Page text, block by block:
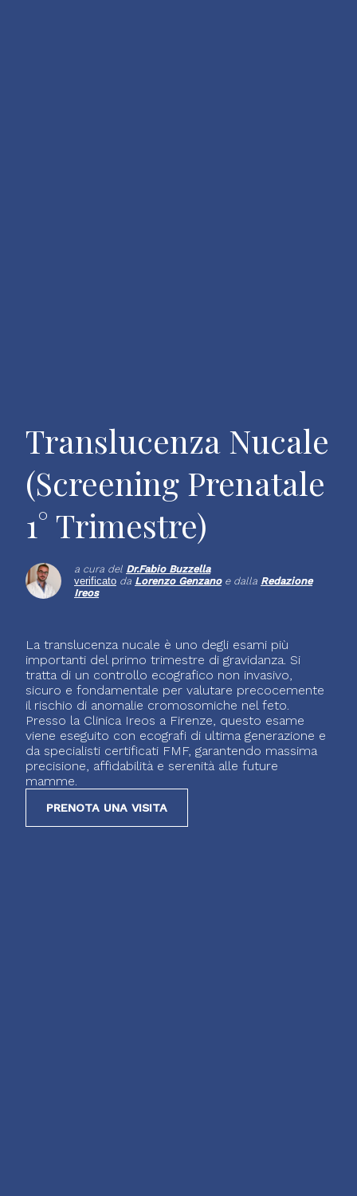
Translucenza Nucale
(Screening Prenatale
1° Trimestre)
a cura del Dr.Fabio Buzzella
verificato da Lorenzo Genzanoe dalla Redazione
Ireos
La translucenza nucale è uno degli esami più
importanti del primo trimestre di gravidanza. Si
tratta di un controllo ecografico non invasivo,
sicuro e fondamentale per valutare precocemente
il rischio di anomalie cromosomiche nel feto.
Presso la Clinica Ireos a Firenze, questo esame
viene eseguito con ecografi di ultima generazione e
da specialisti certificati FMF, garantendo massima
precisione, affidabilità e serenità alle future
mamme.
PRENOTA UNA VISITA